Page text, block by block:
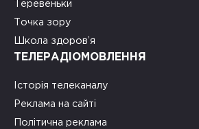
Теревеньки
Точка зору
Школа здоров’я
ТЕЛЕРАДІОМОВЛЕННЯ
Історія телеканалу
Реклама на сайті
Політична реклама